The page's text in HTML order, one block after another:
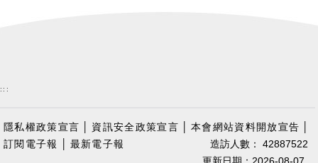
:::
隱私權政策宣言 資訊安全政策宣言 │本會網站資料開放宣告
訂閱電子報
最新電子報
造訪人數： 42887522